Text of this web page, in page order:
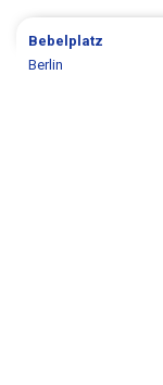
Bebelplatz
Berlin